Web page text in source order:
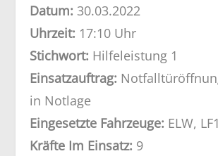
Datum:30.03.2022
Uhrzeit: 17:10 Uhr
Stichwort: Hilfeleistung 1
Einsatzauftrag:
in Notlage
Eingesetzte Fahrzeuge: ELW,
Kräfte Im Einsatz: 9